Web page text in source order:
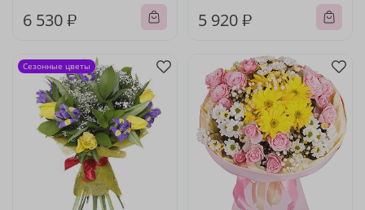
6 530 ₽ 5 920 ₽
Сезонные цветы